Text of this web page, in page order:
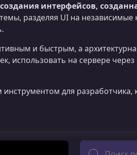
интерфейсов,
разделяя UI на
и быстрым, а
использовать на сервере
для разработчика,
Поиск